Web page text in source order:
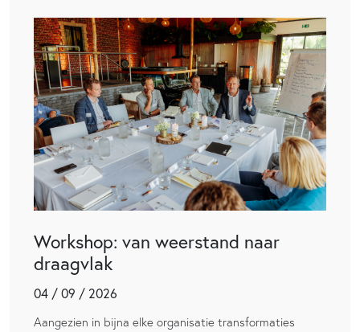
Workshop: van weerstand naar
draagvlak
04 / 09 / 2026
Aangezien in bijna elke organisatie transformaties